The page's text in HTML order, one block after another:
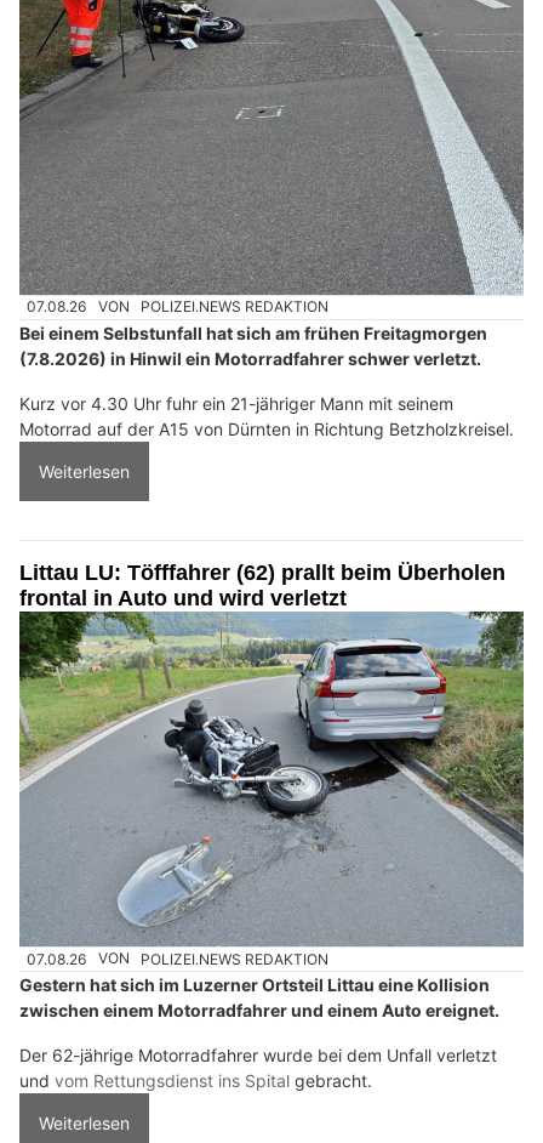
07.08.26 VON POLIZEI.NEWS REDAKTION
Bei einem Selbstunfall hat sich am frühen Freitagmorgen
(7.8.2026) in Hinwil ein Motorradfahrer schwer verletzt.
Kurz vor 4.30 Uhr fuhr ein 21-jähriger Mann mit seinem
Motorrad auf der A15 von Dürnten in Richtung Betzholzkreisel.
Weiterlesen
Littau LU: Töfffahrer (62) prallt beim Überholen
frontal in Auto und wird verletzt
07.08.26 VON POLIZEI.NEWS REDAKTION
Gestern hat sich im Luzerner Ortsteil Littau eine Kollision
zwischen einem Motorradfahrer und einem Auto ereignet.
Der 62-jährige Motorradfahrer wurde bei dem Unfall verletzt
und vom Rettungsdienst ins Spital gebracht.
Weiterlesen